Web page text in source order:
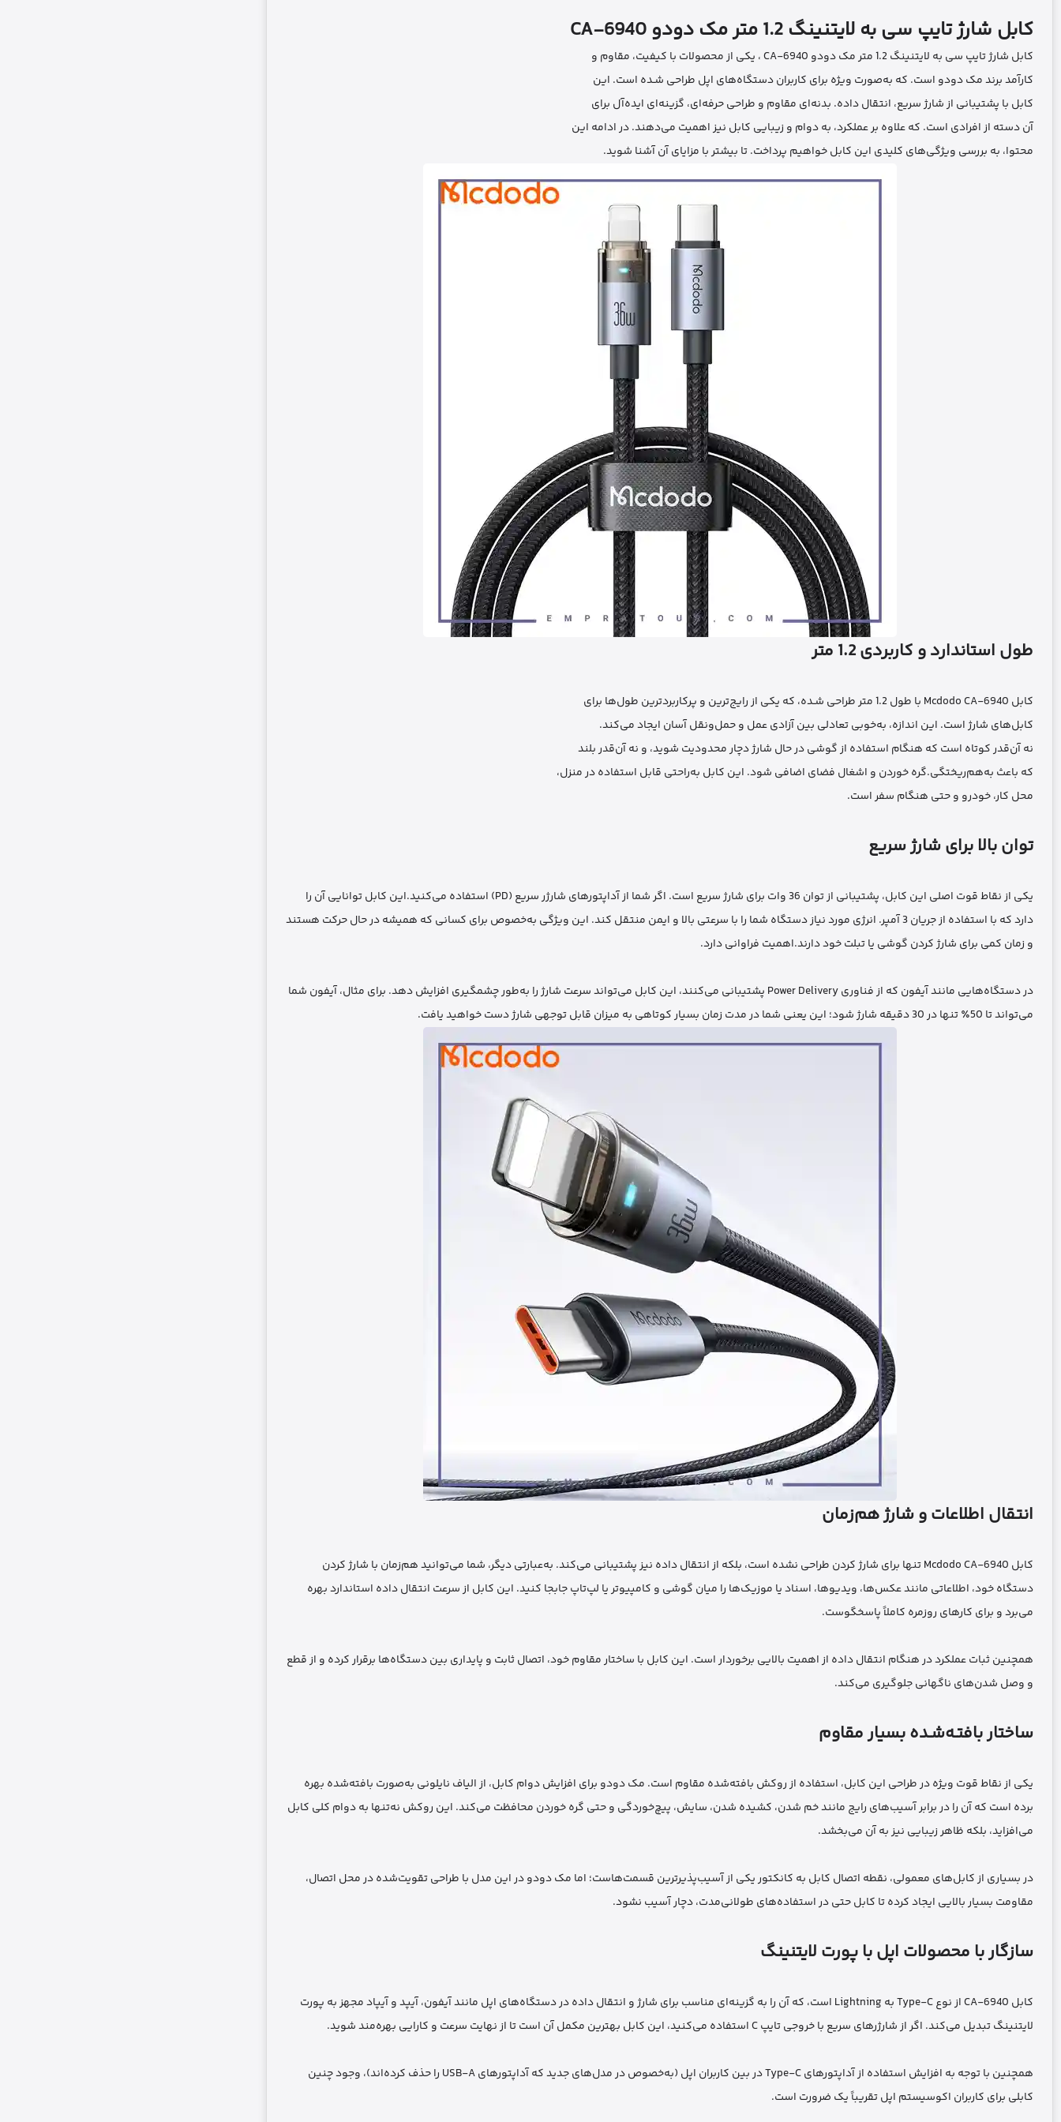
کابل شارژ تایپ سی به لایتنینگ 1.2 متر مک دودو CA-6940
کابل شارژ تایپ سی به لایتنینگ 1.2 متر مک دودو CA-6940 ، یکی از محصولات با کیفیت، مقاوم و
کارآمد برند مک دودو است. که به‌صورت ویژه برای کاربران دستگاه‌های اپل طراحی شـده است. این
کابل با پشتیبانی از شارژ سریع، انتقال داده. بدنه‌ای مقاوم و طراحی حرفه‌ای، گزینه‌ای ایده‌آل برای
آن دسته از افرادی است. که علاوه بر عملکرد، به دوام و زیبایی کابل نیز اهمیت می‌دهند. در ادامه این
محتوا، به بررسی ویژگی‌های کلیدی این کابل خواهیم پرداخت. تا بیشتر با مزایای آن آشنا شوید.
طول استاندارد و کاربردی 1.2 متر
کابل Mcdodo CA-6940 با طول 1.2 متر طراحی شـده، که یکی از رایج‌ترین و پرکاربردترین طول‌ها برای
کابل‌های شارژ است. این اندازه، به‌خوبی تعادلی بین آزادی عمل و حمل‌ونقل آسان ایجاد می‌کند.
نه آن‌قدر کوتاه است که هنگام استفاده از گوشی در حال شارژ دچار محدودیت شوید، و نه آن‌قدر بلند
که باعث به‌هم‌ریختگی.گره خوردن و اشغال فضای اضافی شود. این کابل به‌راحتی قابل استفاده در منزل،
محل کار، خودرو و حتی هنگام سفر است.
توان بالا برای شارژ سریع
یکی از نقاط قوت اصلی این کابل، پشتیبانی از توان 36 وات برای شارژ سریع است. اگر شما از آداپتورهای شارژر سریع (PD) استفاده می‌کنید.این کابل توانایی آن را
دارد که با استفاده از جریان 3 آمپر. انرژی مورد نیاز دستگاه شما را با سرعتی بالا و ایمن منتقل کند. این ویژگی به‌خصوص برای کسانی که همیشه در حال حرکت هستند
و زمان کمی برای شارژ کردن گوشی یا تبلت خود دارند.اهمیت فراوانی دارد.
در دستگاه‌هایی مانند آیفون که از فناوری Power Delivery پشتیبانی می‌کنند، این کابل می‌تواند سرعت شارژ را به‌طور چشمگیری افزایش دهد. برای مثال، آیفون شما
می‌تواند تا 50٪ تنها در 30 دقیقه شارژ شود؛ این یعنی شما در مدت زمان بسیار کوتاهی به میزان قابل توجهی شارژ دست خواهید یافت.
انتقال اطلاعات و شارژ هم‌زمان
کابل Mcdodo CA-6940 تنها برای شارژ کردن طراحی نشده است، بلکه از انتقال داده نیز پشتیبانی می‌کند. به‌عبارتی دیگر، شما می‌توانید هم‌زمان با شارژ کردن
دستگاه خود، اطلاعاتی مانند عکس‌ها، ویدیوها، اسناد یا موزیک‌ها را میان گوشی و کامپیوتر یا لپ‌تاپ جابجا کنید. این کابل از سرعت انتقال داده استاندارد بهره
می‌برد و برای کارهای روزمره کاملاً پاسخگوست.
همچنین ثبات عملکرد در هنگام انتقال داده از اهمیت بالایی برخوردار است. این کابل با ساختار مقاوم خود، اتصال ثابت و پایداری بین دستگاه‌ها برقرار کرده و از قطع
و وصل شدن‌های ناگهانی جلوگیری می‌کند.
ساختار بافتـه‌شـده بسیار مقاوم
یکی از نقاط قوت ویژه در طراحی این کابل، استفاده از روکش بافته‌شده مقاوم است. مک دودو برای افزایش دوام کابل، از الیاف نایلونی به‌صورت بافته‌شده بهره
برده است که آن را در برابر آسیب‌های رایج مانند خم شدن، کشیده شدن، سایش، پیچ‌خوردگی و حتی گره خوردن محافظت می‌کند. این روکش نه‌تنها به دوام کلی کابل
می‌افزاید، بلکه ظاهر زیبایی نیز به آن می‌بخشد.
در بسیاری از کابل‌های معمولی، نقطه اتصال کابل به کانکتور یکی از آسیب‌پذیرترین قسمت‌هاست؛ اما مک دودو در این مدل با طراحی تقویت‌شده در محل اتصال،
مقاومت بسیار بالایی ایجاد کرده تا کابل حتی در استفاده‌های طولانی‌مدت، دچار آسیب نشود.
سازگار با محصولات اپل با پورت لایتنینگ
کابل CA-6940 از نوع Type-C به Lightning است، که آن را به گزینه‌ای مناسب برای شارژ و انتقال داده در دستگاه‌های اپل مانند آیفون، آیپد و آیپاد مجهز به پورت
لایتنینگ تبدیل می‌کند. اگر از شارژرهای سریع با خروجی تایپ C استفاده می‌کنید، این کابل بهترین مکمل آن است تا از نهایت سرعت و کارایی بهره‌مند شوید.
همچنین با توجه به افزایش استفاده از آداپتورهای Type-C در بین کاربران اپل (به‌خصوص در مدل‌های جدید که آداپتورهای USB-A را حذف کرده‌اند)، وجود چنین
کابلی برای کاربران اکوسیستم اپل تقریباً یک ضرورت است.